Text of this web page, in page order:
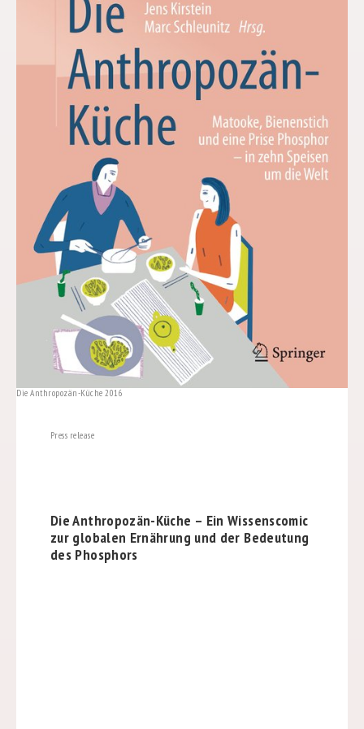
Die Anthropozän-Küche 2016
Press release
Die Anthropozän-Küche – Ein Wissenscomic
zur globalen Ernährung und der Bedeutung
des Phosphors